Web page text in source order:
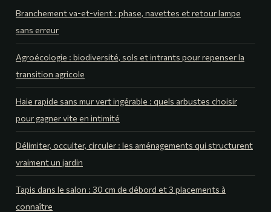
Branchement va-et-vient : phase, navettes et retour lampe
sans erreur
Agroécologie : biodiversité, sols et intrants pour repenser la
transition agricole
Haie rapide sans mur vert ingérable : quels arbustes choisir
pour gagner vite en intimité
Délimiter, occulter, circuler : les aménagements qui structurent
vraiment un jardin
Tapis dans le salon : 30 cm de débord et 3 placements à
connaître